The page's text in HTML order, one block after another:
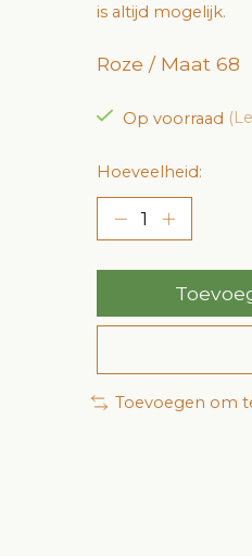
is altijd mogelijk.
Roze / Maat 68
Op voorraad
Hoeveelheid:
Toevoegen om